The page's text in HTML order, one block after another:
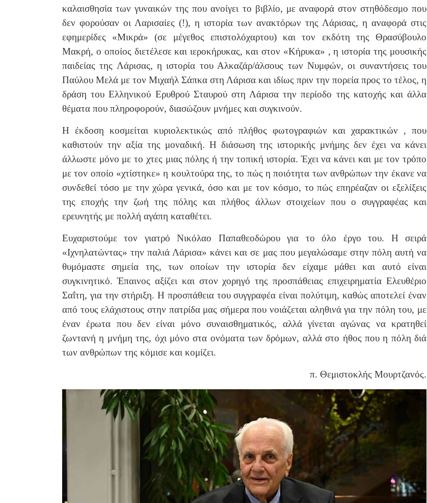
καλαισθησία των γυναικών της που ανοίγει το βιβλίο, με αναφορά στον στηθόδεσμο που
δεν φορούσαν οι Λαρισαίες (!), η ιστορία των ανακτόρων της Λάρισας, η αναφορά στις
εφημερίδες «Μικρά» (σε μέγεθος επιστολόχαρτου) και τον εκδότη της Θρασύβουλο
Μακρή, ο οποίος διετέλεσε και ιεροκήρυκας, και στον «Κήρυκα» , η ιστορία της μουσικής
παιδείας της Λάρισας, η ιστορία του Αλκαζάρ/άλσους των Νυμφών, οι συναντήσεις του
Παύλου Μελά με τον Μιχαήλ Σάπκα στη Λάρισα και ιδίως πριν την πορεία προς το τέλος, η
δράση του Ελληνικού Ερυθρού Σταυρού στη Λάρισα την περίοδο της κατοχής και άλλα
θέματα που πληροφορούν, διασώζουν μνήμες και συγκινούν.
Η έκδοση κοσμείται κυριολεκτικώς από πλήθος φωτογραφιών και χαρακτικών , που
καθιστούν την αξία της μοναδική. Η διάσωση της ιστορικής μνήμης δεν έχει να κάνει
άλλωστε μόνο με το χτες μιας πόλης ή την τοπική ιστορία. Έχει να κάνει και με τον τρόπο
με τον οποίο «χτίστηκε» η κουλτούρα της, το πώς η ποιότητα των ανθρώπων την έκανε να
συνδεθεί τόσο με την χώρα γενικά, όσο και με τον κόσμο, το πώς επηρέαζαν οι εξελίξεις
της εποχής την ζωή της πόλης και πλήθος άλλων στοιχείων που ο συγγραφέας και
ερευνητής με πολλή αγάπη καταθέτει.
Ευχαριστούμε τον γιατρό Νικόλαο Παπαθεοδώρου για το όλο έργο του. Η σειρά
«Ιχνηλατώντας» την παλιά Λάρισα» κάνει και σε μας που μεγαλώσαμε στην πόλη αυτή να
θυμόμαστε σημεία της, των οποίων την ιστορία δεν είχαμε μάθει και αυτό είναι
συγκινητικό. Έπαινος αξίζει και στον χορηγό της προσπάθειας επιχειρηματία Ελευθέριο
Σαΐτη, για την στήριξη. Η προσπάθεια του συγγραφέα είναι πολύτιμη, καθώς αποτελεί έναν
από τους ελάχιστους στην πατρίδα μας σήμερα που νοιάζεται αληθινά για την πόλη του, με
έναν έρωτα που δεν είναι μόνο συναισθηματικός, αλλά γίνεται αγώνας να κρατηθεί
ζωντανή η μνήμη της, όχι μόνο στα ονόματα των δρόμων, αλλά στο ήθος που η πόλη διά
των ανθρώπων της κόμισε και κομίζει.
π. Θεμιστοκλής Μουρτζανός.